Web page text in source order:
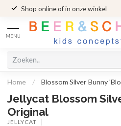
Shop online of in onze winkel
MENU
Home / Blossom Silver Bunny
Jellycat Blossom
Original
JELLYCAT